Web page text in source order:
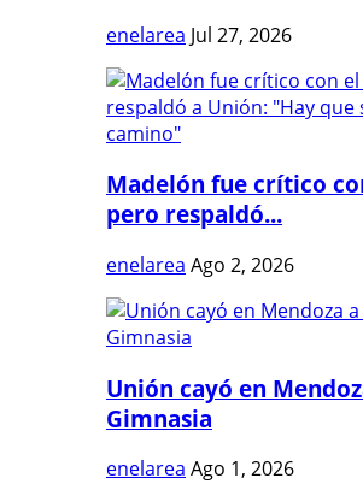
enelarea Jul 27, 2026
Madelón fue crítico
pero respaldó...
enelarea Ago 2, 2026
Unión cayó en
Gimnasia
enelarea Ago 1, 2026